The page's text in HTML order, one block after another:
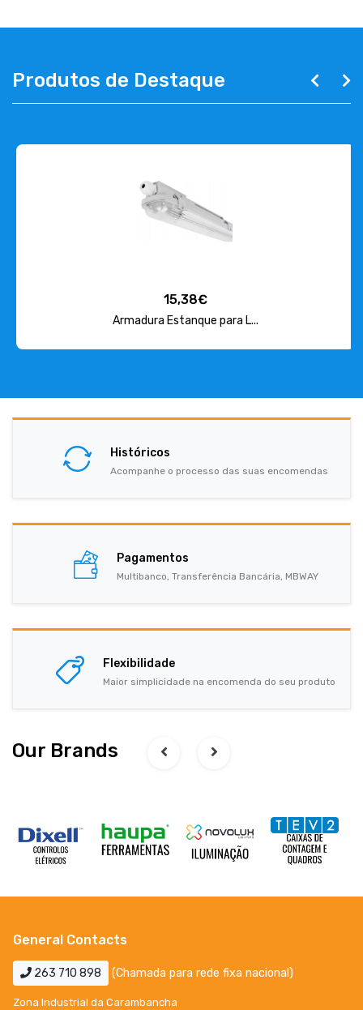
Produtos de Destaque
15,38€
Armadura Estanque para L...
Históricos
Acompanhe o processo das suas encomendas
Pagamentos
Multibanco, Transferência Bancária, MBWAY
Flexibilidade
Maior simplicidade na encomenda do seu produto
Our Brands
General Contacts
263 710 898 (Chamada para rede fixa nacional)
Zona Industrial da Carambancha